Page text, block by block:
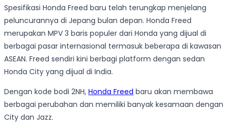
Spesifikasi Honda Freed baru telah terungkap menjelang
peluncurannya di Jepang bulan depan. Honda Freed
merupakan MPV 3 baris populer dari Honda yang dijual di
berbagai pasar internasional termasuk beberapa di kawasan
ASEAN. Freed sendiri kini berbagi platform dengan sedan
Honda City yang dijual di India.
Dengan kode bodi 2NH, Honda Freed baru akan membawa
berbagai perubahan dan memiliki banyak kesamaan dengan
City dan Jazz.